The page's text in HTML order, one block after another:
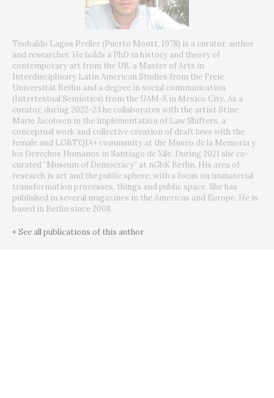
Teobaldo Lagos Preller (Puerto Montt, 1978) is a curator, author
and researcher. He holds a PhD in history and theory of
contemporary art from the UB, a Master of Arts in
Interdisciplinary Latin American Studies from the Freie
Universität Berlin and a degree in social communication
(Intertextual Semiotics) from the UAM-X in Mexico City. As a
curator, during 2022-23 he collaborates with the artist Stine
Marie Jacobsen in the implementation of Law Shifters, a
conceptual work and collective creation of draft laws with the
female and LGBTQIA+ community at the Museo de la Memoria y
los Derechos Humanos in Santiago de Xile. During 2021 she co-
curated “Museum of Democracy” at nGbK Berlin. His area of
research is art and the public sphere, with a focus on immaterial
transformation processes, things and public space. She has
published in several magazines in the Americas and Europe. He is
based in Berlin since 2008.
+ See all publications of this author